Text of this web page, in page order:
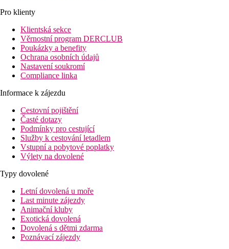
Pro klienty
Klientská sekce
Věrnostní program DERCLUB
Poukázky a benefity
Ochrana osobních údajů
Nastavení soukromí
Compliance linka
Informace k zájezdu
Cestovní pojištění
Časté dotazy
Podmínky pro cestující
Služby k cestování letadlem
Vstupní a pobytové poplatky
Výlety na dovolené
Typy dovolené
Letní dovolená u moře
Last minute zájezdy
Animační kluby
Exotická dovolená
Dovolená s dětmi zdarma
Poznávací zájezdy